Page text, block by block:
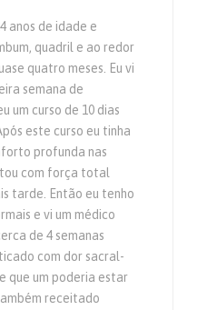
anos de idade e
quadril e ao redor
quatro meses. Eu vi
semana de
um curso de 10 dias
este curso eu tinha
profunda nas
com força total
tarde. Então eu tenho
e vi um médico
de 4 semanas
com dor sacral-
que um poderia estar
receitado